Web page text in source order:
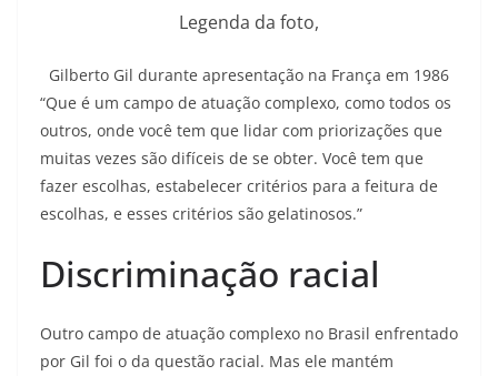
Legenda da foto,
Gilberto Gil durante apresentação na França em 1986
“Que é um campo de atuação complexo, como todos os
outros, onde você tem que lidar com priorizações que
muitas vezes são difíceis de se obter. Você tem que
fazer escolhas, estabelecer critérios para a feitura de
escolhas, e esses critérios são gelatinosos.”
Discriminação racial
Outro campo de atuação complexo no Brasil enfrentado
por Gil foi o da questão racial. Mas ele mantém